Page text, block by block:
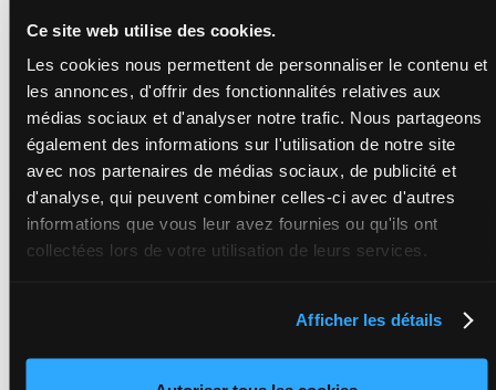
Ce site web utilise des cookies.
Les cookies nous permettent de personnaliser le contenu et
les annonces, d'offrir des fonctionnalités relatives aux
médias sociaux et d'analyser notre trafic. Nous partageons
également des informations sur l'utilisation de notre site
avec nos partenaires de médias sociaux, de publicité et
d'analyse, qui peuvent combiner celles-ci avec d'autres
informations que vous leur avez fournies ou qu'ils ont
collectées lors de votre utilisation de leurs services.
Afficher les détails